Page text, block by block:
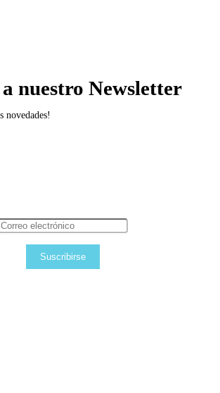
nuestro Newsletter
novedades!
Suscribirse